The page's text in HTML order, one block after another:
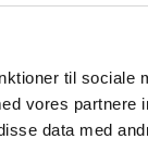
til sociale
vores partnere
data med